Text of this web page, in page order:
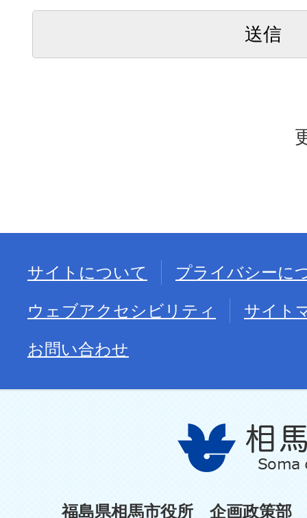
サイトについて
プライバシーに
ウェブアクセシビリティ
サイト
お問い合わせ
福島県相馬市役所 企画政策部